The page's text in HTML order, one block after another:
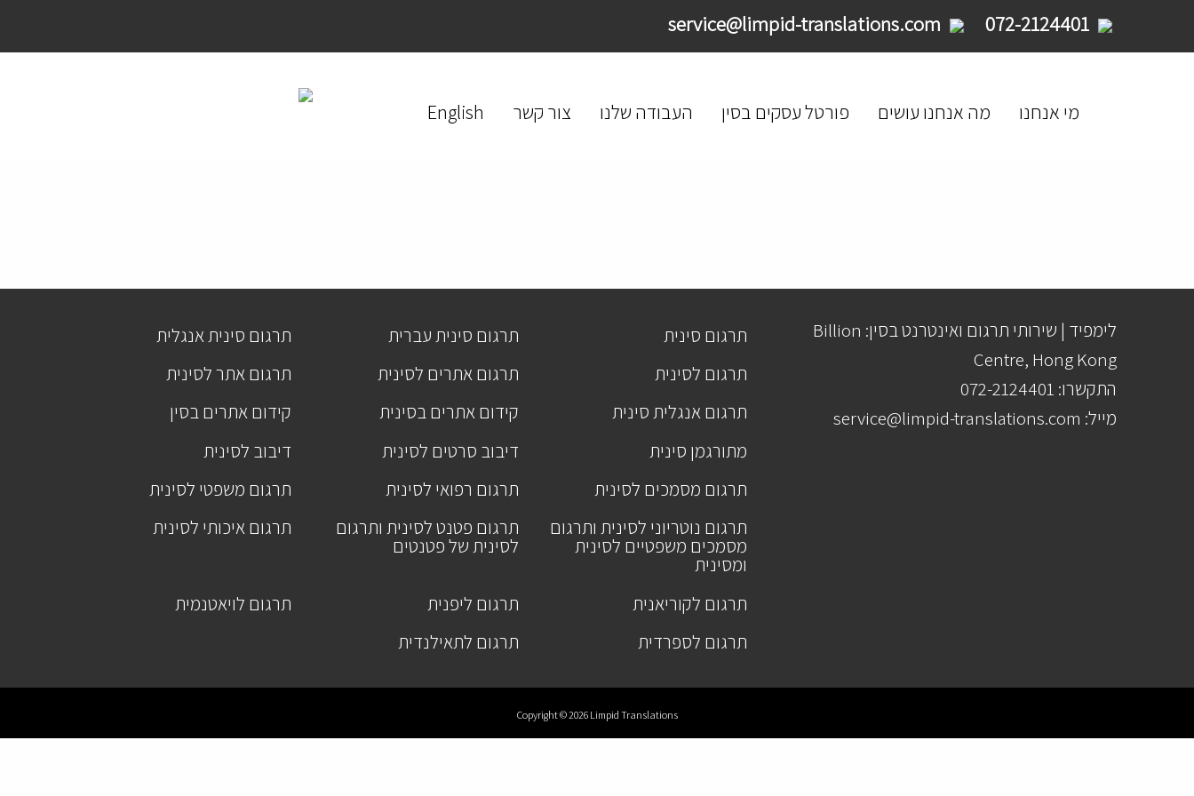
מי אנחנו מה אנחנו עושים פורטל עסקים בסין העבודה שלנו צור קשר English
לימפיד | שירותי תרגום ואינטרנט בסין: Billion
Centre, Hong Kong
התקשרו: 072-2124401
מייל: service@limpid-translations.com
תרגום סינית תרגום סינית עברית
תרגום סינית אנגלית
תרגום לסינית
תרגום אתרים לסינית
תרגום אתר לסינית
תרגום אנגלית סינית
קידום אתרים בסינית
קידום אתרים בסין
מתורגמן סינית
דיבוב סרטים לסינית
דיבוב לסינית
תרגום מסמכים לסינית
תרגום רפואי לסינית
תרגום משפטי לסינית
תרגום נוטריוני לסינית ותרגום
מסמכים משפטיים לסינית
ומסינית
תרגום פטנט לסינית ותרגום
לסינית של פטנטים
תרגום איכותי לסינית
תרגום לקוריאנית תרגום ליפנית
תרגום לויאטנמית
תרגום לספרדית
תרגום לתאילנדית
Copyright © 2026 Limpid Translations